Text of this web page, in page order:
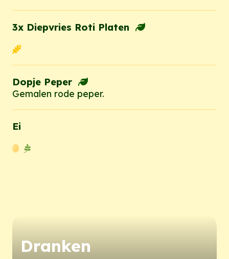
Gemalen rode peper.
Ei
Dranken